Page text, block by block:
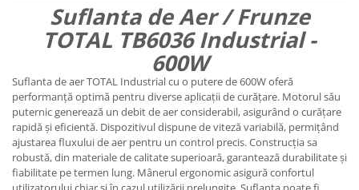
Suflanta de Aer / Frunze
TOTAL TB6036 Industrial -
600W
Suflanta de aer TOTAL Industrial cu o putere de 600W oferă
performanță optimă pentru diverse aplicații de curățare. Motorul său
puternic generează un debit de aer considerabil, asigurând o curățare
rapidă și eficientă. Dispozitivul dispune de viteză variabilă, permițând
ajustarea fluxului de aer pentru un control precis. Construcția sa
robustă, din materiale de calitate superioară, garantează durabilitate și
fiabilitate pe termen lung. Mânerul ergonomic asigură confortul